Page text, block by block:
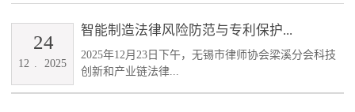
智能制造法律风险防范与专利保护...
2025年12月23日下午，无锡市律师协会梁溪分会科技
创新和产业链法律...
12 . 2025
24